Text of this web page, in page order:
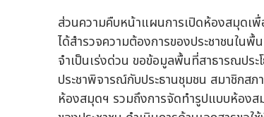
ส่วนความคืบหน้าแผนการเปิดห้องสมุดเ
ได้สำรวจความต้องการของประชาชนใ
จำเป็นเร่งด่วน ขอข้อมูลพื้นที่สาธารณปร
ประชาพิจารณ์กับประธานชุมชน สมาชิกส
ห้องสมุดฯ รวมถึงการจัดทำรูปแบบห้อง